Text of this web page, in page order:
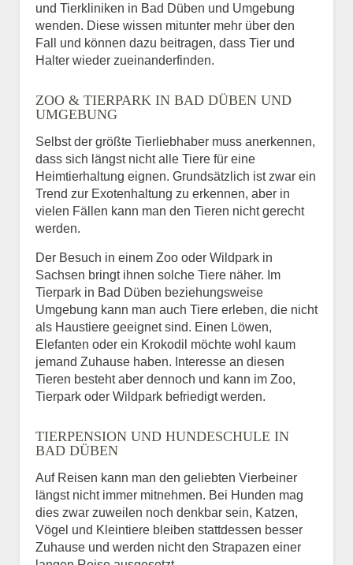
und Tierkliniken in Bad Düben und Umgebung
wenden. Diese wissen mitunter mehr über den
Fall und können dazu beitragen, dass Tier und
Halter wieder zueinanderfinden.
ZOO & TIERPARK IN BAD DÜBEN UND
UMGEBUNG
Selbst der größte Tierliebhaber muss anerkennen,
dass sich längst nicht alle Tiere für eine
Heimtierhaltung eignen. Grundsätzlich ist zwar ein
Trend zur Exotenhaltung zu erkennen, aber in
vielen Fällen kann man den Tieren nicht gerecht
werden.
Der Besuch in einem Zoo oder Wildpark in
Sachsen bringt ihnen solche Tiere näher. Im
Tierpark in Bad Düben beziehungsweise
Umgebung kann man auch Tiere erleben, die nicht
als Haustiere geeignet sind. Einen Löwen,
Elefanten oder ein Krokodil möchte wohl kaum
jemand Zuhause haben. Interesse an diesen
Tieren besteht aber dennoch und kann im Zoo,
Tierpark oder Wildpark befriedigt werden.
TIERPENSION UND HUNDESCHULE IN
BAD DÜBEN
Auf Reisen kann man den geliebten Vierbeiner
längst nicht immer mitnehmen. Bei Hunden mag
dies zwar zuweilen noch denkbar sein, Katzen,
Vögel und Kleintiere bleiben stattdessen besser
Zuhause und werden nicht den Strapazen einer